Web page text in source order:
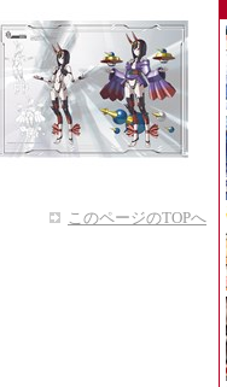
このページのTOPへ